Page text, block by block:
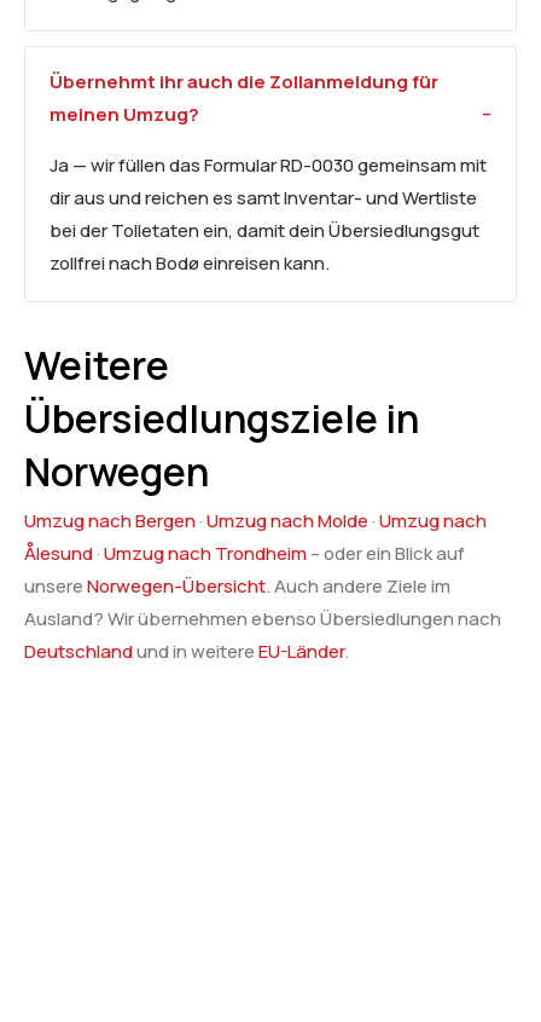
Übernehmt ihr auch die Zollanmeldung für
meinen Umzug?
Ja — wir füllen das Formular RD-0030 gemeinsam mit
dir aus und reichen es samt Inventar- und Wertliste
bei der Tolletaten ein, damit dein Übersiedlungsgut
zollfrei nach Bodø einreisen kann.
Weitere
Übersiedlungsziele in
Norwegen
Umzug nach Bergen·Umzug nach Molde ·Umzug nach
Ålesund·Umzug nach Trondheim– oder ein Blick auf
unsereNorwegen-Übersicht. Auch andere Ziele im
Ausland? Wir übernehmen ebenso Übersiedlungen nach
Deutschlandund in weitereEU-Länder.